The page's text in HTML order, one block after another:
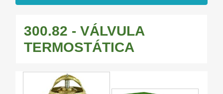
300.82 - VÁLVULA
TERMOSTÁTICA